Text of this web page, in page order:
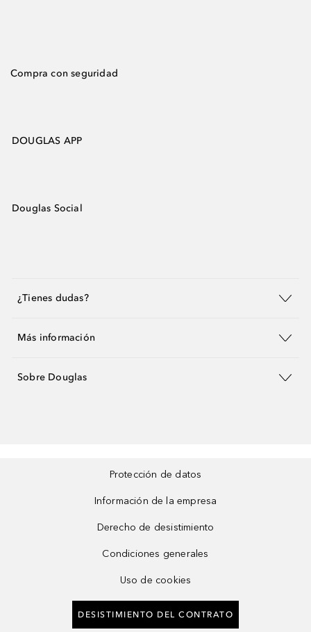
Compra con seguridad
DOUGLAS APP
Douglas Social
¿Tienes dudas?
Más información
Sobre Douglas
Protección de datos
Información de la empresa
Derecho de desistimiento
Condiciones generales
Uso de cookies
DESISTIMIENTO DEL CONTRATO